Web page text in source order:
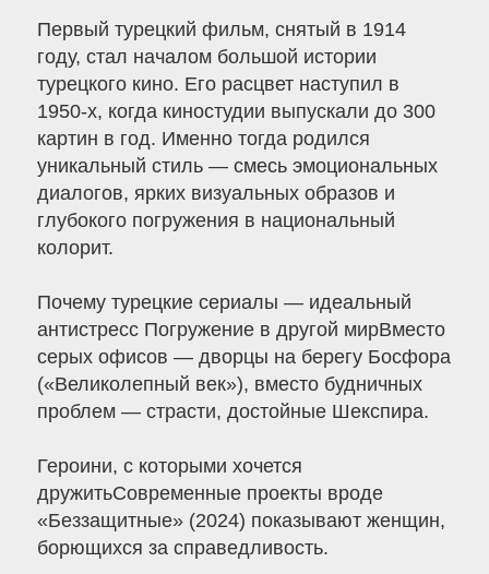
Первый турецкий фильм, снятый в 1914
году, стал началом большой истории
турецкого кино. Его расцвет наступил в
1950-х, когда киностудии выпускали до 300
картин в год. Именно тогда родился
уникальный стиль — смесь эмоциональных
диалогов, ярких визуальных образов и
глубокого погружения в национальный
колорит.
Почему турецкие сериалы — идеальный
антистресс Погружение в другой мирВместо
серых офисов — дворцы на берегу Босфора
(«Великолепный век»), вместо будничных
проблем — страсти, достойные Шекспира.
Героини, с которыми хочется
дружитьСовременные проекты вроде
«Беззащитные» (2024) показывают женщин,
борющихся за справедливость.